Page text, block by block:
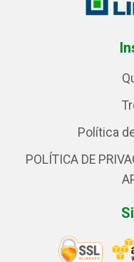
Política
POLÍTICA DE